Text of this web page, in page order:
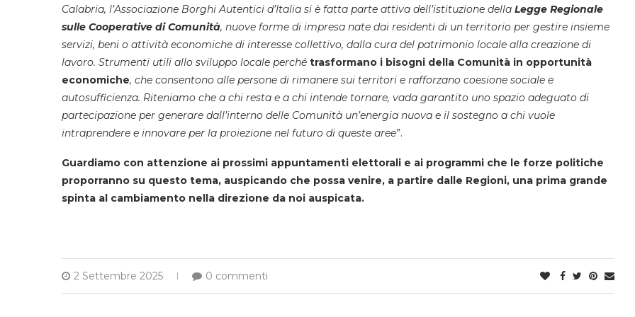
Calabria, l’Associazione Borghi Autentici d’Italia si è fatta parte attiva dell’istituzione della Legge Regionale
sulle Cooperative di Comunità, nuove forme di impresa nate dai residenti di un territorio per gestire insieme
servizi, beni o attività economiche di interesse collettivo, dalla cura del patrimonio locale alla creazione di
lavoro. Strumenti utili allo sviluppo locale perché trasformano i bisogni della Comunità in opportunità
economiche, che consentono alle persone di rimanere sui territori e rafforzano coesione sociale e
autosufficienza. Riteniamo che a chi resta e a chi intende tornare, vada garantito uno spazio adeguato di
partecipazione per generare dall’interno delle Comunità un’energia nuova e il sostegno a chi vuole
intraprendere e innovare per la proiezione nel futuro di queste aree”.
Guardiamo con attenzione ai prossimi appuntamenti elettorali e ai programmi che le forze politiche
proporranno su questo tema, auspicando che possa venire, a partire dalle Regioni, una prima grande
spinta al cambiamento nella direzione da noi auspicata.
2 Settembre 2025 0 commenti